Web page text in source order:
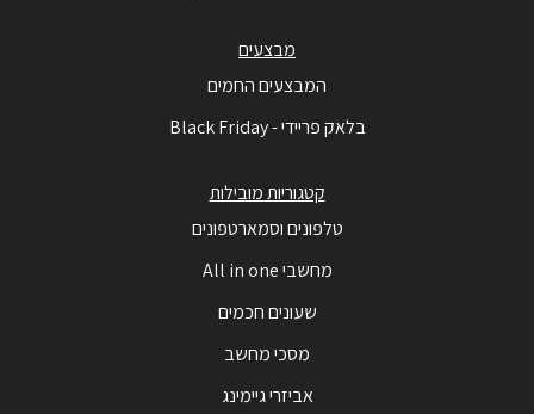
מבצעים
המבצעים החמים
בלאק פריידי - Black Friday
קטגוריות מובילות
טלפונים וסמארטפונים
מחשבי All in one
שעונים חכמים
מסכי מחשב
אביזרי גיימינג